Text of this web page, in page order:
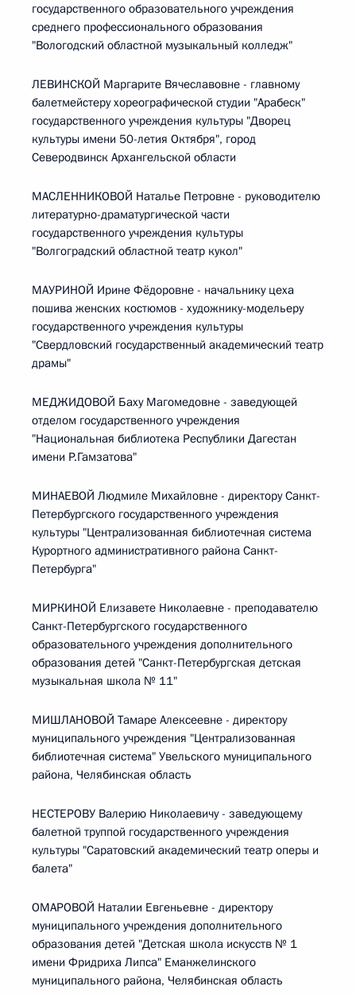
государственного образовательного учреждения
среднего профессионального образования
"Вологодский областной музыкальный колледж"
ЛЕВИНСКОЙ Маргарите Вячеславовне - главному
балетмейстеру хореографической студии "Арабеск"
государственного учреждения культуры "Дворец
культуры имени 50-летия Октября", город
Северодвинск Архангельской области
МАСЛЕННИКОВОЙ Наталье Петровне - руководителю
литературно-драматургической части
государственного учреждения культуры
"Волгоградский областной театр кукол"
МАУРИНОЙ Ирине Фёдоровне - начальнику цеха
пошива женских костюмов - художнику-модельеру
государственного учреждения культуры
"Свердловский государственный академический театр
драмы"
МЕДЖИДОВОЙ Баху Магомедовне - заведующей
отделом государственного учреждения
"Национальная библиотека Республики Дагестан
имени Р.Гамзатова"
МИНАЕВОЙ Людмиле Михайловне - директору Санкт-
Петербургского государственного учреждения
культуры "Централизованная библиотечная система
Курортного административного района Санкт-
Петербурга"
МИРКИНОЙ Елизавете Николаевне - преподавателю
Санкт-Петербургского государственного
образовательного учреждения дополнительного
образования детей "Санкт-Петербургская детская
музыкальная школа № 11"
МИШЛАНОВОЙ Тамаре Алексеевне - директору
муниципального учреждения "Централизованная
библиотечная система" Увельского муниципального
района, Челябинская область
НЕСТЕРОВУ Валерию Николаевичу - заведующему
балетной труппой государственного учреждения
культуры "Саратовский академический театр оперы и
балета"
ОМАРОВОЙ Наталии Евгеньевне - директору
муниципального учреждения дополнительного
образования детей "Детская школа искусств № 1
имени Фридриха Липса" Еманжелинского
муниципального района, Челябинская область